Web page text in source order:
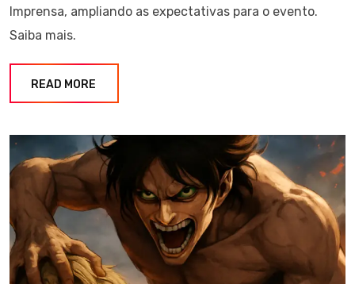
Imprensa, ampliando as expectativas para o evento.
Saiba mais.
READ MORE